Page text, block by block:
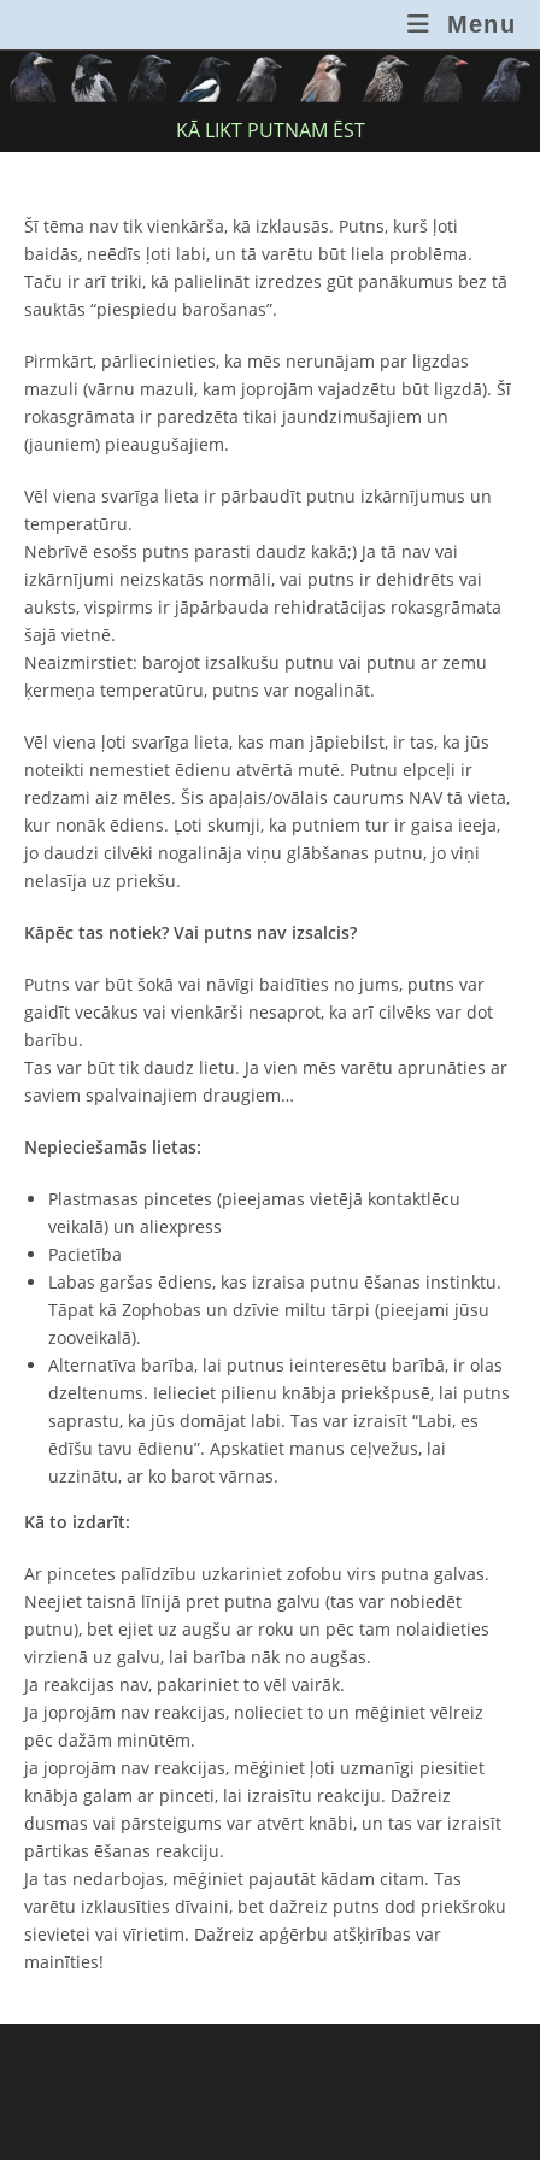
content
Menu
KĀ LIKT PUTNAM ĒST
Šī tēma nav tik vienkārša, kā izklausās. Putns, kurš ļoti
baidās, neēdīs ļoti labi, un tā varētu būt liela problēma.
Taču ir arī triki, kā palielināt izredzes gūt panākumus bez tā
sauktās “piespiedu barošanas”.
Pirmkārt, pārliecinieties, ka mēs nerunājam par ligzdas
mazuli (vārnu mazuli, kam joprojām vajadzētu būt ligzdā). Šī
rokasgrāmata ir paredzēta tikai jaundzimušajiem un
(jauniem) pieaugušajiem.
Vēl viena svarīga lieta ir pārbaudīt putnu izkārnījumus un
temperatūru.
Nebrīvē esošs putns parasti daudz kakā;) Ja tā nav vai
izkārnījumi neizskatās normāli, vai putns ir dehidrēts vai
auksts, vispirms ir jāpārbauda rehidratācijas rokasgrāmata
šajā vietnē.
Neaizmirstiet: barojot izsalkušu putnu vai putnu ar zemu
ķermeņa temperatūru, putns var nogalināt.
Vēl viena ļoti svarīga lieta, kas man jāpiebilst, ir tas, ka jūs
noteikti nemestiet ēdienu atvērtā mutē. Putnu elpceļi ir
redzami aiz mēles. Šis apaļais/ovālais caurums NAV tā vieta,
kur nonāk ēdiens. Ļoti skumji, ka putniem tur ir gaisa ieeja,
jo daudzi cilvēki nogalināja viņu glābšanas putnu, jo viņi
nelasīja uz priekšu.
Kāpēc tas notiek? Vai putns nav izsalcis?
Putns var būt šokā vai nāvīgi baidīties no jums, putns var
gaidīt vecākus vai vienkārši nesaprot, ka arī cilvēks var dot
barību.
Tas var būt tik daudz lietu. Ja vien mēs varētu aprunāties ar
saviem spalvainajiem draugiem…
Nepieciešamās lietas:
Plastmasas pincetes (pieejamas vietējā kontaktlēcu
veikalā) un aliexpress
Pacietība
Labas garšas ēdiens, kas izraisa putnu ēšanas instinktu.
Tāpat kā Zophobas un dzīvie miltu tārpi (pieejami jūsu
zooveikalā).
Alternatīva barība, lai putnus ieinteresētu barībā, ir olas
dzeltenums. Ielieciet pilienu knābja priekšpusē, lai putns
saprastu, ka jūs domājat labi. Tas var izraisīt “Labi, es
ēdīšu tavu ēdienu”. Apskatiet manus ceļvežus, lai
uzzinātu, ar ko barot vārnas.
Kā to izdarīt:
Ar pincetes palīdzību uzkariniet zofobu virs putna galvas.
Neejiet taisnā līnijā pret putna galvu (tas var nobiedēt
putnu), bet ejiet uz augšu ar roku un pēc tam nolaidieties
virzienā uz galvu, lai barība nāk no augšas.
Ja reakcijas nav, pakariniet to vēl vairāk.
Ja joprojām nav reakcijas, nolieciet to un mēģiniet vēlreiz
pēc dažām minūtēm.
ja joprojām nav reakcijas, mēģiniet ļoti uzmanīgi piesitiet
knābja galam ar pinceti, lai izraisītu reakciju. Dažreiz
dusmas vai pārsteigums var atvērt knābi, un tas var izraisīt
pārtikas ēšanas reakciju.
Ja tas nedarbojas, mēģiniet pajautāt kādam citam. Tas
varētu izklausīties dīvaini, bet dažreiz putns dod priekšroku
sievietei vai vīrietim. Dažreiz apģērbu atšķirības var
mainīties!